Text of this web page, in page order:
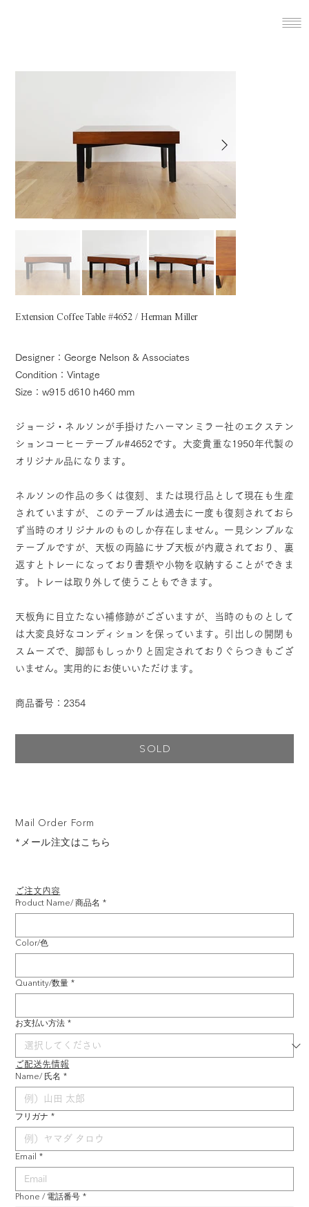
ご注文内容
Product Name/ 商品名 *
Color/色
Quantity/数量 *
お支払い方法 *
ご配送先情報
Name/ 氏名 *
フリガナ *
Email *
Phone / 電話番号 *
Mail Order Form
*メール注文はこちら
Extension Coffee Table #4652 / Herman Miller
Designer：George Nelson & Associates
Condition：Vintage
Size：w915 d610 h460 mm
ジョージ・ネルソンが手掛けたハーマンミラー社のエクステン
ションコーヒーテーブル#4652です。大変貴重な1950年代製の
オリジナル品になります。
ネルソンの作品の多くは復刻、または現行品として現在も生産
されていますが、このテーブルは過去に一度も復刻されておら
ず当時のオリジナルのものしか存在しません。一見シンプルな
テーブルですが、天板の両脇にサブ天板が内蔵されており、裏
返すとトレーになっており書類や小物を収納することができま
す。トレーは取り外して使うこともできます。
天板角に目立たない補修跡がございますが、当時のものとして
は大変良好なコンディションを保っています。引出しの開閉も
スムーズで、脚部もしっかりと固定されておりぐらつきもござ
いません。実用的にお使いいただけます。
商品番号：2354
SOLD